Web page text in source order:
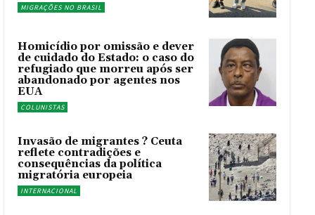
MIGRAÇÕES NO BRASIL
Homicídio por omissão e dever
de cuidado do Estado: o caso do
refugiado que morreu após ser
abandonado por agentes nos
EUA
COLUNISTAS
Invasão de migrantes ? Ceuta
reflete contradições e
consequências da política
migratória europeia
INTERNACIONAL